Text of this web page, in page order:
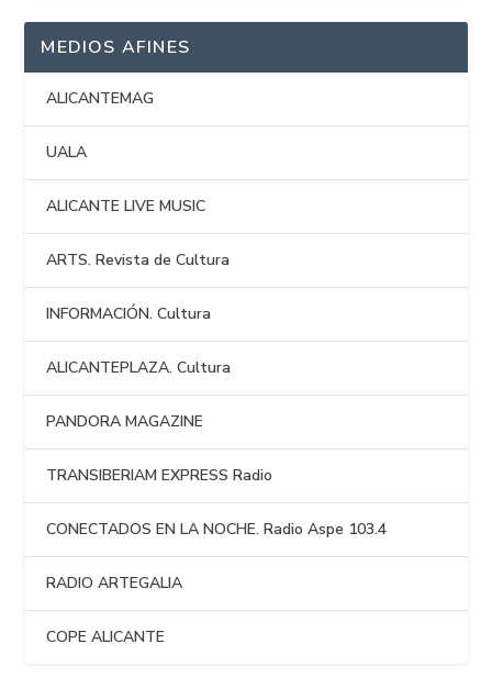
MEDIOS AFINES
ALICANTEMAG
UALA
ALICANTE LIVE MUSIC
ARTS. Revista de Cultura
INFORMACIÓN. Cultura
ALICANTEPLAZA. Cultura
PANDORA MAGAZINE
TRANSIBERIAM EXPRESS Radio
CONECTADOS EN LA NOCHE. Radio Aspe 103.4
RADIO ARTEGALIA
COPE ALICANTE